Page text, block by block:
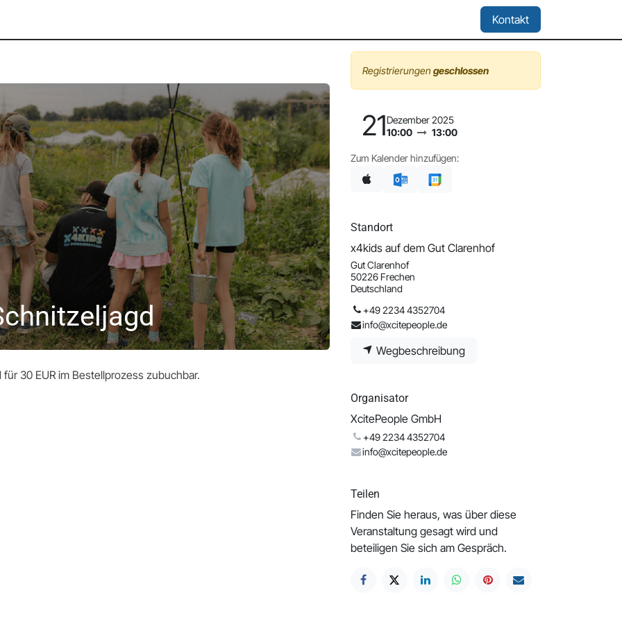
Kontakt
30 EUR im Bestellprozess zubuchbar.
Registrierungen geschlossen
21Dezember 2025
10:00
13:00
Zum Kalender hinzufügen:
Standort
x4kids auf dem Gut Clarenhof
Gut Clarenhof
50226 Frechen
Deutschland
+49 2234 4352704
info@xcitepeople.de
Wegbeschreibung
Organisator
XcitePeople GmbH
+49 2234 4352704
info@xcitepeople.de
Teilen
Finden Sie heraus, was über diese
Veranstaltung gesagt wird und
beteiligen Sie sich am Gespräch.